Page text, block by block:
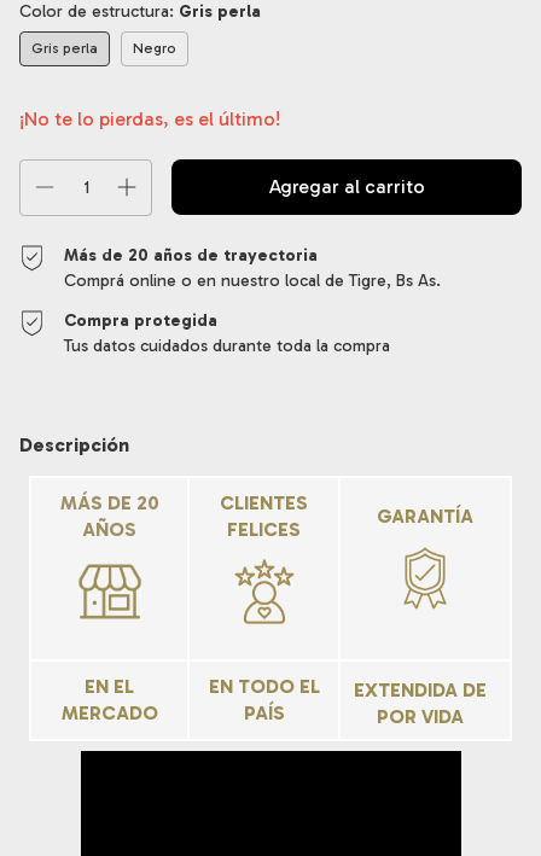
Color de estructura: Gris perla
Gris perla Negro
¡No te lo pierdas, es el último!
Más de 20 años de trayectoria
Comprá online o en nuestro local de Tigre, Bs As.
Compra protegida
Tus datos cuidados durante toda la compra
Descripción
MÁS DE 20
AÑOS
CLIENTES
FELICES
GARANTÍA
EN EL
MERCADO
EN TODO EL
PAÍS
EXTENDIDA DE
POR VIDA